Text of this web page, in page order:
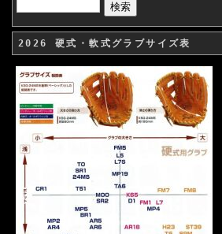
2026 硬式・軟式グラブサイズ表